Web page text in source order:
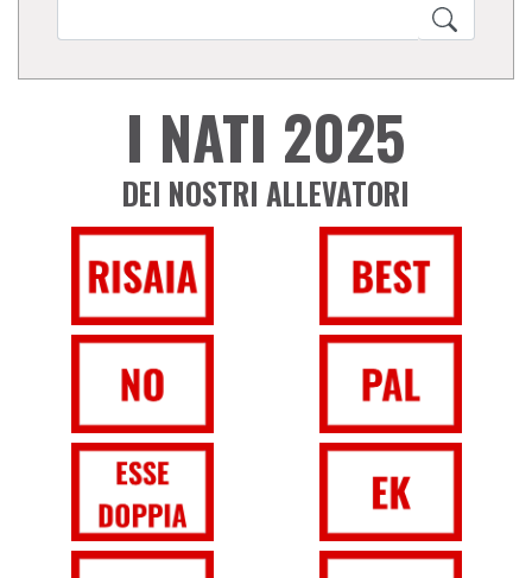
I NATI 2025
DEI NOSTRI ALLEVATORI